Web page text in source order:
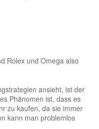
Rolex und Omega also
ansieht, ist der
Phänomen ist, dass es
zu kaufen, da sie immer
kann man problemlos